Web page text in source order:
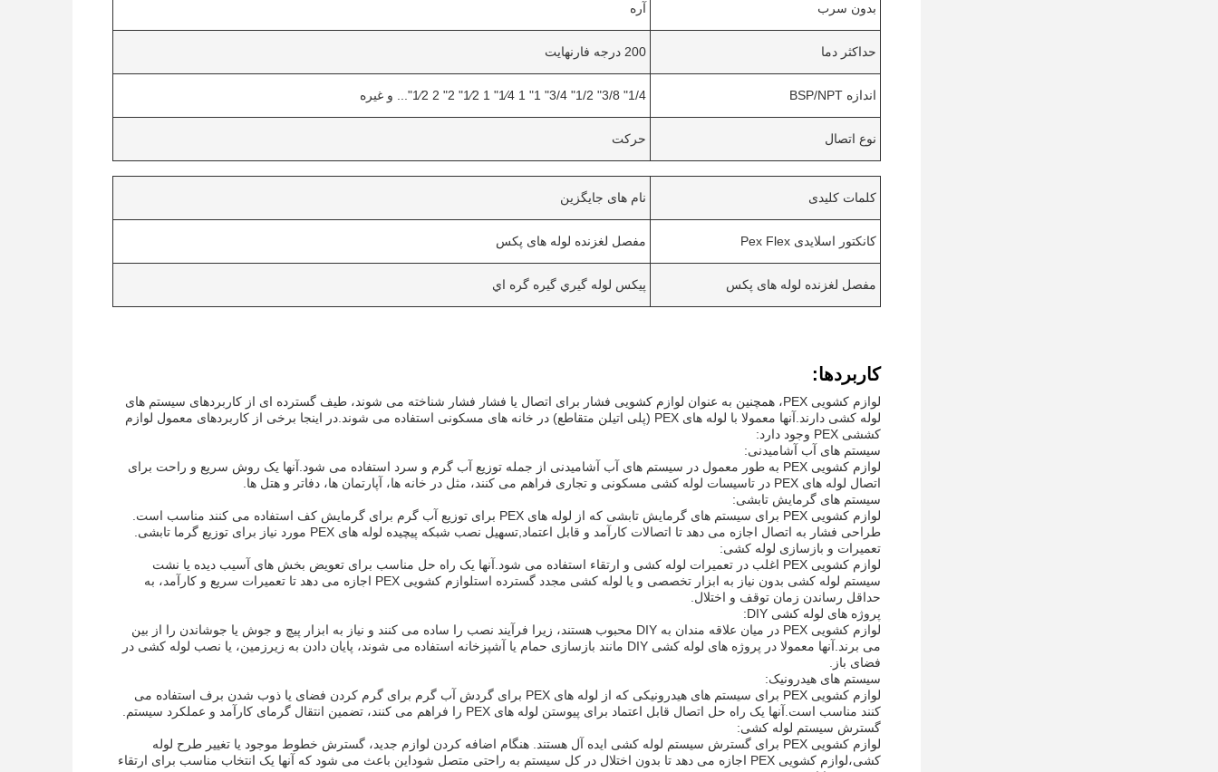
بدون سرب آره
حداکثر دما 200 درجه فارنهایت
اندازه BSP/NPT 1/4" 3/8" 1/2" 3/4" 1" 1 1⁄4" 1 1⁄2" 2" 2 1⁄2"... و غیره
نوع اتصال حرکت
کلمات کلیدی نام های جایگزین
کانکتور اسلایدی Pex Flex مفصل لغزنده لوله های پکس
مفصل لغزنده لوله های پکس پيکس لوله گيري گيره گره اي
کاربردها:
لوازم کشویی PEX، همچنین به عنوان لوازم کشویی فشار برای اتصال یا فشار فشار شناخته می شوند، طیف گسترده ای از کاربردهای سیستم های
لوله کشی دارند.آنها معمولا با لوله های PEX (پلی اتیلن متقاطع) در خانه های مسکونی استفاده می شوند.در اینجا برخی از کاربردهای معمول لوازم
کششی PEX وجود دارد:
سیستم های آب آشامیدنی:
لوازم کشویی PEX به طور معمول در سیستم های آب آشامیدنی از جمله توزیع آب گرم و سرد استفاده می شود.آنها یک روش سریع و راحت برای
اتصال لوله های PEX در تاسیسات لوله کشی مسکونی و تجاری فراهم می کنند، مثل در خانه ها، آپارتمان ها، دفاتر و هتل ها.
سیستم های گرمایش تابشی:
لوازم کشویی PEX برای سیستم های گرمایش تابشی که از لوله های PEX برای توزیع آب گرم برای گرمایش کف استفاده می کنند مناسب است.
طراحی فشار به اتصال اجازه می دهد تا اتصالات کارآمد و قابل اعتماد,تسهیل نصب شبکه پیچیده لوله های PEX مورد نیاز برای توزیع گرما تابشی.
تعمیرات و بازسازی لوله کشی:
لوازم کشویی PEX اغلب در تعمیرات لوله کشی و ارتقاء استفاده می شود.آنها یک راه حل مناسب برای تعویض بخش های آسیب دیده یا نشت
سیستم لوله کشی بدون نیاز به ابزار تخصصی و یا لوله کشی مجدد گسترده استلوازم کشویی PEX اجازه می دهد تا تعمیرات سریع و کارآمد، به
حداقل رساندن زمان توقف و اختلال.
پروژه های لوله کشی DIY:
لوازم کشویی PEX در میان علاقه مندان به DIY محبوب هستند، زیرا فرآیند نصب را ساده می کنند و نیاز به ابزار پیچ و جوش یا جوشاندن را از بین
می برند.آنها معمولا در پروژه های لوله کشی DIY مانند بازسازی حمام یا آشپزخانه استفاده می شوند، پایان دادن به زیرزمین، یا نصب لوله کشی در
فضای باز.
سیستم های هیدرونیک:
لوازم کشویی PEX برای سیستم های هیدرونیکی که از لوله های PEX برای گردش آب گرم برای گرم کردن فضای یا ذوب شدن برف استفاده می
کنند مناسب است.آنها یک راه حل اتصال قابل اعتماد برای پیوستن لوله های PEX را فراهم می کنند، تضمین انتقال گرمای کارآمد و عملکرد سیستم.
گسترش سیستم لوله کشی:
لوازم کشویی PEX برای گسترش سیستم لوله کشی ایده آل هستند. هنگام اضافه کردن لوازم جدید، گسترش خطوط موجود یا تغییر طرح لوله
کشی،لوازم کشویی PEX اجازه می دهد تا بدون اختلال در کل سیستم به راحتی متصل شوداین باعث می شود که آنها یک انتخاب مناسب برای ارتقاء